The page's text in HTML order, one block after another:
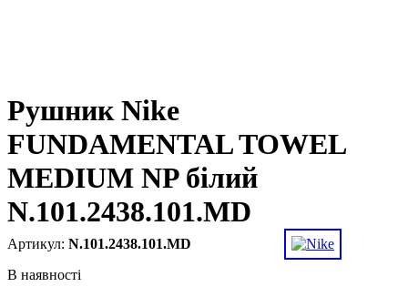
Рушник Nike
FUNDAMENTAL TOWEL
MEDIUM NP білий
N.101.2438.101.MD
N.101.2438.101.MD
В наявності